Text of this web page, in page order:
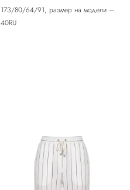
173/80/64/91, размер на модели –
40RU